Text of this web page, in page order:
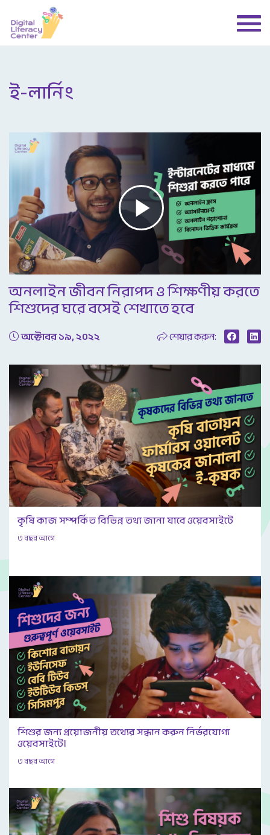
ই-লার্নিং
Play
Video
অনলাইন জীবন নিরাপদ ও শিক্ষণীয় করতে
শিশুদের ঘরে বসেই শেখাতে হবে
অক্টোবর ১৯, ২০২২ শেয়ার করুন:
কৃষি কাজ সম্পর্কিত বিভিন্ন তথ্য জানা যাবে ওয়েবসাইটে
৩ বছর আগে
শিশুর জন্য প্রয়োজনীয় তথ্যের সন্ধান করুন নির্ভরযোগ্য
ওয়েবসাইটে।
৩ বছর আগে